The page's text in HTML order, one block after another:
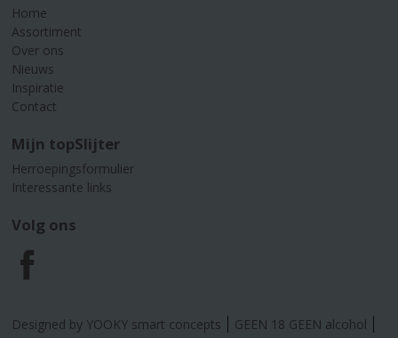
Home
Assortiment
Over ons
Nieuws
Inspiratie
Contact
Mijn topSlijter
Herroepingsformulier
Interessante links
Volg ons
F
a
Designed by YOOKY smart concepts GEEN 18 GEEN alcohol